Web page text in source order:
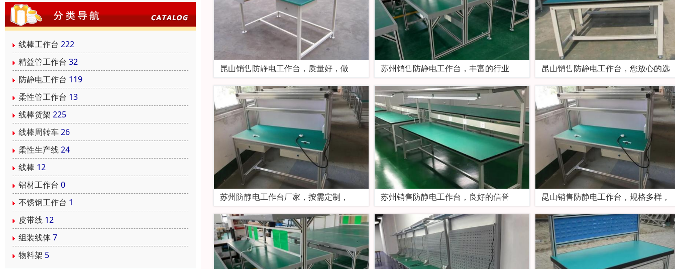
线棒工作台 222
精益管工作台 32
防静电工作台 119
柔性管工作台 13
线棒货架 225
线棒周转车26
柔性生产线24
线棒 12
铝材工作台 0
不锈钢工作台 1
皮带线 12
组装线体7
物料架 5
昆山销售防静电工作台，质量好，做 苏州销售防静电工作台，丰富的行业 昆山销售防静电工作台，您放心的选
苏州防静电工作台厂家，按需定制， 苏州销售防静电工作台，良好的信誉 昆山销售防静电工作台，规格多样，